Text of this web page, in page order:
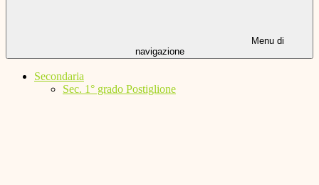
Menu di
navigazione
Secondaria
Sec. 1° grado Postiglione